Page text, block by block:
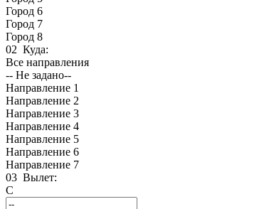
Город 6
Город 7
Город 8
02 Куда:
Все направления
-- Не задано--
Направление 1
Направление 2
Направление 3
Направление 4
Направление 5
Направление 6
Направление 7
03 Вылет:
С